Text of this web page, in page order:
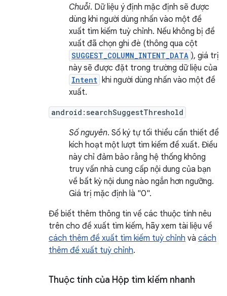
Chuỗi. Dữ liệu ý định mặc định sẽ được
dùng khi người dùng nhấn vào một đề
xuất tìm kiếm tuỳ chỉnh. Nếu không bị đề
xuất đã chọn ghi đè (thông qua cột
SUGGEST_COLUMN_INTENT_DATA ), giá trị
này sẽ được đặt trong trường dữ liệu của
Intent khi người dùng nhấn vào một đề
xuất.
android:searchSuggestThreshold
Số nguyên. Số ký tự tối thiểu cần thiết để
kích hoạt một lượt tìm kiếm đề xuất. Điều
này chỉ đảm bảo rằng hệ thống không
truy vấn nhà cung cấp nội dung của bạn
về bất kỳ nội dung nào ngắn hơn ngưỡng.
Giá trị mặc định là "0".
Để biết thêm thông tin về các thuộc tính nêu
trên cho đề xuất tìm kiếm, hãy xem tài liệu về
cách thêm đề xuất tìm kiếm tuỳ chỉnh và cách
thêm đề xuất tuỳ chỉnh.
Thuộc tính của Hộp tìm kiếm nhanh